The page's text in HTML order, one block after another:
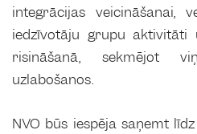
integrācijas veicināšanai,
iedzīvotāju grupu aktivitāti
risināšanā, sekmējot
uzlabošanos.
NVO būs iespēja saņemt